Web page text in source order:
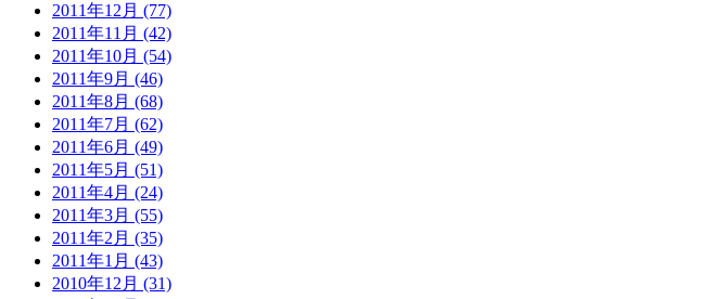
2011年12月 (77)
2011年11月 (42)
2011年10月 (54)
2011年9月 (46)
2011年8月 (68)
2011年7月 (62)
2011年6月 (49)
2011年5月 (51)
2011年4月 (24)
2011年3月 (55)
2011年2月 (35)
2011年1月 (43)
2010年12月 (31)